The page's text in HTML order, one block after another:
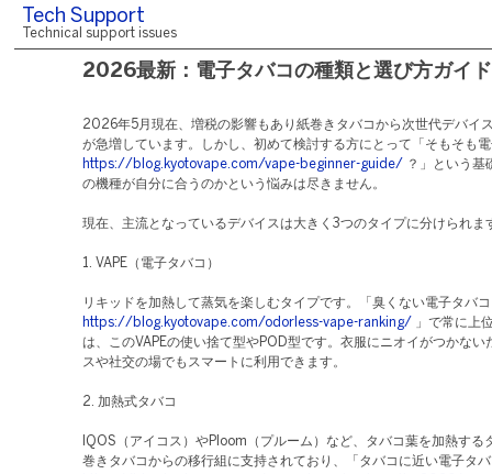
Tech Support
Technical support issues
2026最新：電子タバコの種類と選び方ガイド
2026年5月現在、増税の影響もあり紙巻きタバコから次世代デバイ
が急増しています。しかし、初めて検討する方にとって「そもそも
https://blog.kyotovape.com/vape-beginner-guide/ ？」という基
の機種が自分に合うのかという悩みは尽きません。
現在、主流となっているデバイスは大きく3つのタイプに分けられま
1. VAPE（電子タバコ）
リキッドを加熱して蒸気を楽しむタイプです。「臭くない電子タバ
https://blog.kyotovape.com/odorless-vape-ranking/ 」で常に上
は、このVAPEの使い捨て型やPOD型です。衣服にニオイがつかない
スや社交の場でもスマートに利用できます。
2. 加熱式タバコ
IQOS（アイコス）やPloom（プルーム）など、タバコ葉を加熱する
巻きタバコからの移行組に支持されており、「タバコに近い電子タ